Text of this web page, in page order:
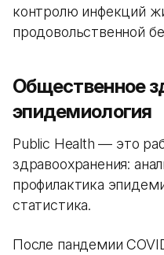
контролю инфекций
продовольственной
Общественное
эпидемиология
Public Health — это
здравоохранения:
профилактика
статистика.
После пандемии